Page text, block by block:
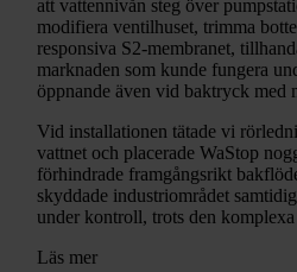
att vattennivån steg över
modifiera ventilhuset, trimma
responsiva S2-membranet,
marknaden som kunde fungera
öppnande även vid baktryck
Vid installationen tätade vi
vattnet och placerade WaStop
förhindrade framgångsrikt
skyddade industriområdet
under kontroll, trots den
Läs mer